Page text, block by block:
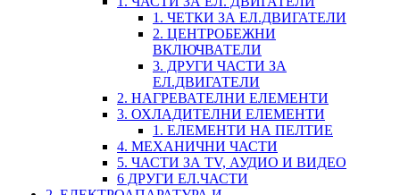
1. ЧЕТКИ ЗА ЕЛ.ДВИГАТЕЛИ
2. ЦЕНТРОБЕЖНИ
ВКЛЮЧВАТЕЛИ
3. ДРУГИ ЧАСТИ ЗА
ЕЛ.ДВИГАТЕЛИ
2. НАГРЕВАТЕЛНИ ЕЛЕМЕНТИ
3. ОХЛАДИТЕЛНИ ЕЛЕМЕНТИ
1. ЕЛЕМЕНТИ НА ПЕЛТИЕ
4. МЕХАНИЧНИ ЧАСТИ
5. ЧАСТИ ЗА TV, АУДИО И ВИДЕО
6 ДРУГИ ЕЛ.ЧАСТИ